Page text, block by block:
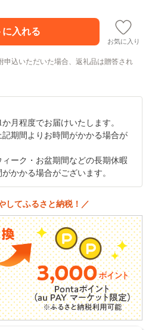
お気に入り
申込いただいた場合、返礼品は贈答され
月程度でお届けいたします。
期間よりお時間がかかる場合が
ーク・お盆期間などの長期休暇
かかる場合がございます。
してふるさと納税！／